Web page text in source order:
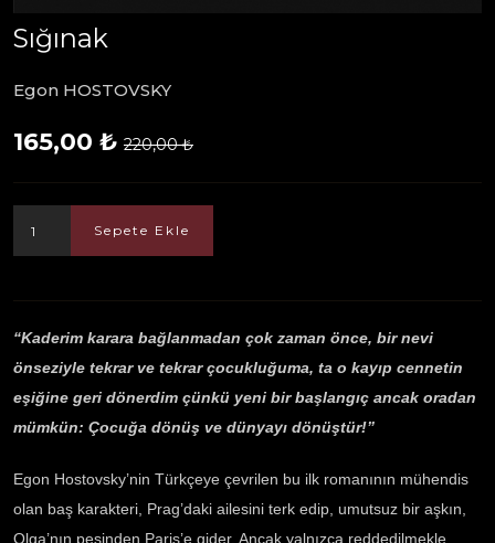
Sığınak
Egon HOSTOVSKY
165,00 ₺ 220,00 ₺
Sepete Ekle
“Kaderim karara bağlanmadan çok zaman önce, bir nevi
önseziyle tekrar ve tekrar çocukluğuma, ta o kayıp cennetin
eşiğine geri dönerdim çünkü yeni bir başlangıç ancak oradan
mümkün: Çocuğa dönüş ve dünyayı dönüştür!”
Egon Hostovsky’nin Türkçeye çevrilen bu ilk romanının mühendis
olan baş karakteri, Prag’daki ailesini terk edip, umutsuz bir aşkın,
Olga’nın peşinden Paris’e gider. Ancak yalnızca reddedilmekle